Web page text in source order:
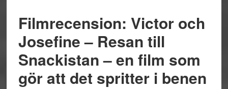
Filmrecension: Victor och
Josefine – Resan till
Snackistan – en film som
gör att det spritter i benen